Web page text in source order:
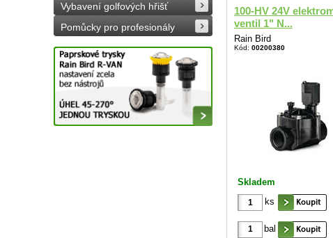
Vybavení golfových hřišť
Pomůcky pro profesionály
100-HV 24V
ventil 1" N...
Rain Bird
Kód: 00200380
Skladem
ks
bal